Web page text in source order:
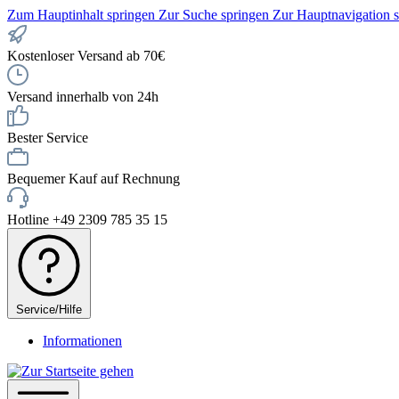
Zum Hauptinhalt springen Zur Suche springen Zur Hauptnavigation
Kostenloser Versand ab 70€
Versand innerhalb von 24h
Bester Service
Bequemer Kauf auf Rechnung
Hotline +49 2309 785 35 15
Service/Hilfe
Informationen